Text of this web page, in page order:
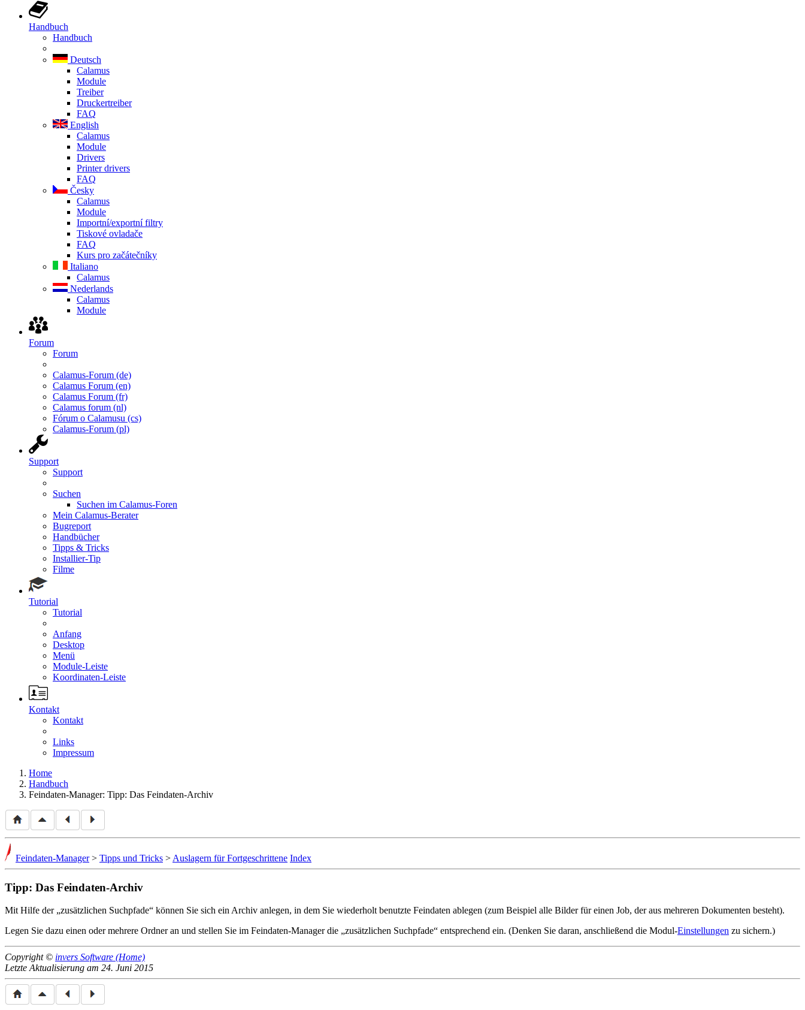
Handbuch
Handbuch
Deutsch
Calamus
Module
Treiber
Druckertreiber
FAQ
English
Calamus
Module
Drivers
Printer drivers
FAQ
Česky
Calamus
Module
Importní/exportní filtry
Tiskové ovladače
FAQ
Kurs pro začátečníky
Italiano
Calamus
Nederlands
Calamus
Module
Forum
Forum
Calamus-Forum (de)
Calamus Forum (en)
Calamus Forum (fr)
Calamus forum (nl)
Fórum o Calamusu (cs)
Calamus-Forum (pl)
Support
Support
Suchen
Suchen im Calamus-Foren
Mein Calamus-Berater
Bugreport
Handbücher
Tipps & Tricks
Installier-Tip
Filme
Tutorial
Tutorial
Anfang
Desktop
Menü
Module-Leiste
Koordinaten-Leiste
Kontakt
Kontakt
Links
Impressum
Home
Handbuch
Feindaten-Manager: Tipp: Das Feindaten-Archiv
Feindaten-Manager> Tipps und Tricks > Auslagern für Fortgeschrittene Index
Tipp: Das Feindaten-Archiv
Mit Hilfe der zusätzlichen Suchpfade
können Sie sich ein Archiv anlegen, in dem Sie wiederholt benutzte Feindaten ablegen (zum Beispiel alle Bilder für einen Job, der aus mehreren Dokumenten besteht).
Legen Sie dazu einen oder mehrere Ordner an und stellen Sie im Feindaten-Manager die
zusätzlichen Suchpfade entsprechend ein. (Denken Sie daran, anschließend die Modul-Einstellungen zu sichern.)
Copyright © invers Software (Home)
Letzte Aktualisierung am 24. Juni 2015